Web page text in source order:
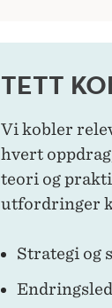
TETT
Vi kobler
hvert
teori og
utfordringer
Strategi og